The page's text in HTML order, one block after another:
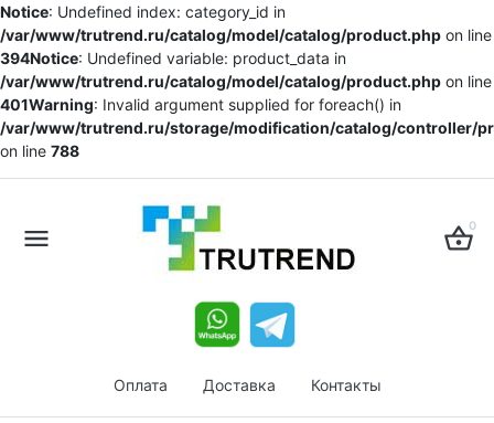
Notice: Undefined index: category_id in
/var/www/trutrend.ru/catalog/model/catalog/product.php on line
394Notice: Undefined variable: product_data in
/var/www/trutrend.ru/catalog/model/catalog/product.php on line
401Warning: Invalid argument supplied for foreach() in
/var/www/trutrend.ru/storage/modification/catalog/controller/
on line 788
0
Оплата Доставка Контакты